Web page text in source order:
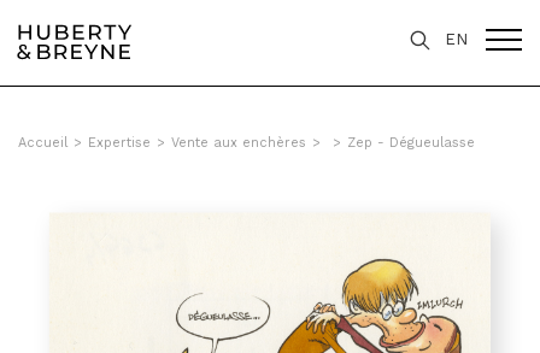
EN
Accueil > Expertise > Vente aux enchères > > Zep - Dégueulasse